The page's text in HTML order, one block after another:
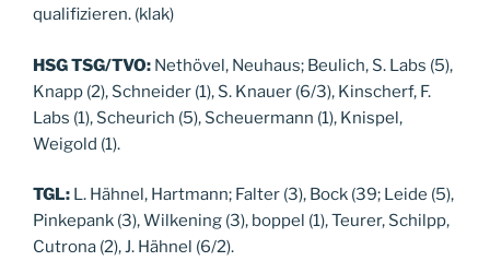
qualifizieren. (klak)
HSG TSG/TVO: Nethövel, Neuhaus; Beulich, S. Labs (5),
Knapp (2), Schneider (1), S. Knauer (6/3), Kinscherf, F.
Labs (1), Scheurich (5), Scheuermann (1), Knispel,
Weigold (1).
TGL: L. Hähnel, Hartmann; Falter (3), Bock (39; Leide (5),
Pinkepank (3), Wilkening (3), boppel (1), Teurer, Schilpp,
Cutrona (2), J. Hähnel (6/2).